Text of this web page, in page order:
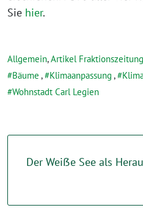
Sie hier.
Allgemein,Artikel Fraktionszeitung
Bäume , Klimaanpassung ,
Wohnstadt Carl Legien
Der Weiẞe See als